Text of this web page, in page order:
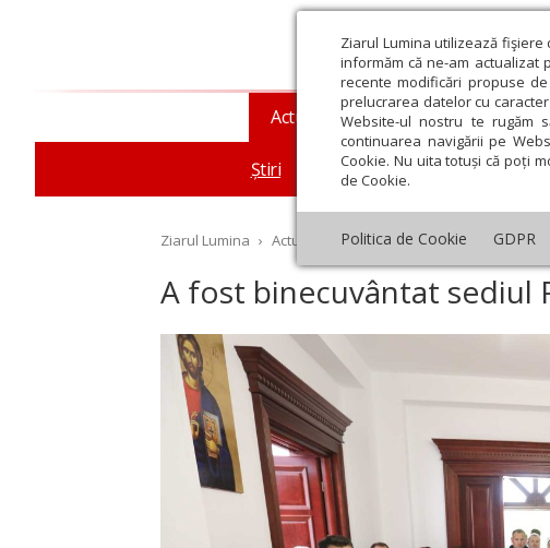
Ziarul Lumina utilizează
informăm că ne-am actualizat
recente modificări propuse
prelucrarea datelor cu
Website-ul nostru te rugăm
continuarea navigării pe
Cookie. Nu uita totuși că poți
de Cookie.
Politica de Cookie GDPR
Actualitate religioasă
Știri Mesaje și cuvântări An
Ziarul Lumina › Actualitate religioasă › Știri › A fost
A fost binecuvântat sediul
Octombrie Noiembrie Decembrie